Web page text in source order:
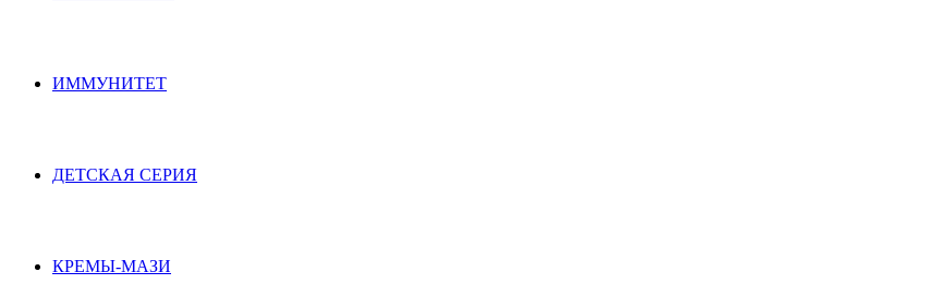
ИММУНИТЕТ
ДЕТСКАЯ СЕРИЯ
КРЕМЫ-МАЗИ